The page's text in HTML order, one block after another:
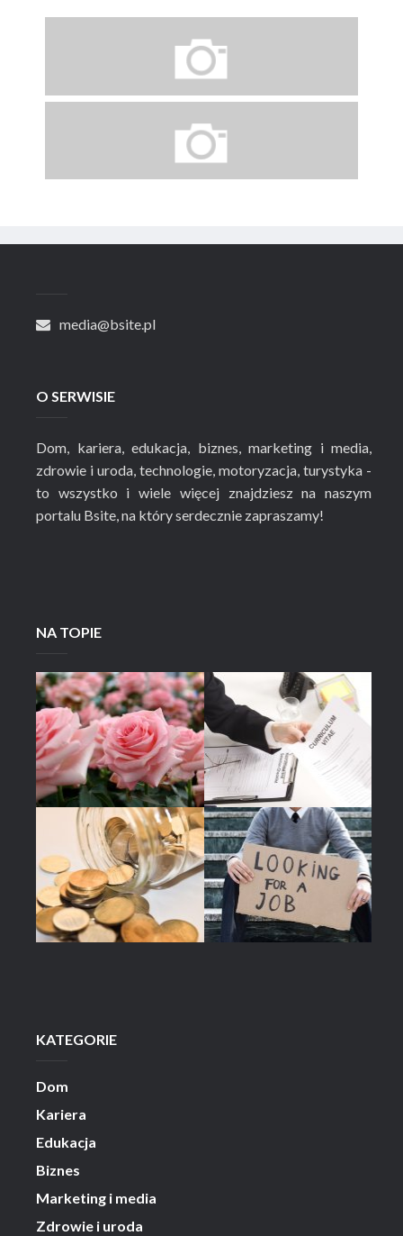
media@bsite.pl
O SERWISIE
Dom, kariera, edukacja, biznes, marketing i media,
zdrowie i uroda, technologie, motoryzacja, turystyka -
to wszystko i wiele więcej znajdziesz na naszym
portalu Bsite, na który serdecznie zapraszamy!
NA TOPIE
KATEGORIE
Dom
Kariera
Edukacja
Biznes
Marketing i media
Zdrowie i uroda